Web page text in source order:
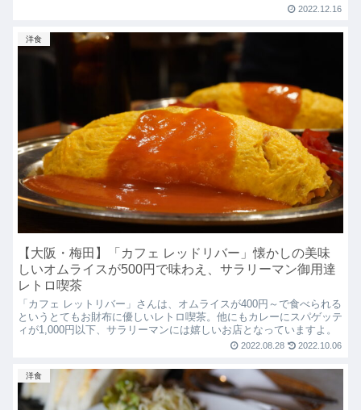
2022.12.16
洋食
【大阪・梅田】「カフェ レッドリバー」懐かしの美味
しいオムライスが500円で味わえ、サラリーマン御用達
レトロ喫茶
「カフェ レットリバー」さんは、オムライスが400円～で食べられる
というとてもお財布に優しいレトロ喫茶。他にもカレーにスパゲッテ
ィが1,000円以下、サラリーマンには嬉しいお店となっていますよ。
2022.08.28 2022.10.06
洋食